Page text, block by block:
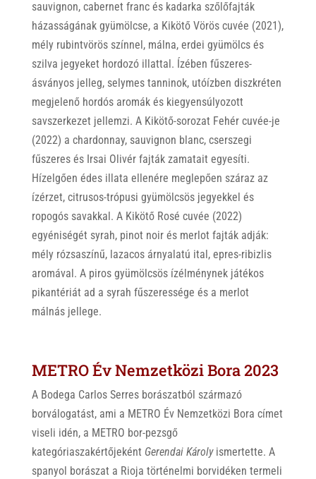
sauvignon, cabernet franc és kadarka szőlőfajták
házasságának gyümölcse, a Kikötő Vörös cuvée (2021),
mély rubintvörös színnel, málna, erdei gyümölcs és
szilva jegyeket hordozó illattal. Ízében fűszeres-
ásványos jelleg, selymes tanninok, utóízben diszkréten
megjelenő hordós aromák és kiegyensúlyozott
savszerkezet jellemzi. A Kikötő-sorozat Fehér cuvée-je
(2022) a chardonnay, sauvignon blanc, cserszegi
fűszeres és Irsai Olivér fajták zamatait egyesíti.
Hízelgően édes illata ellenére meglepően száraz az
ízérzet, citrusos-trópusi gyümölcsös jegyekkel és
ropogós savakkal. A Kikötő Rosé cuvée (2022)
egyéniségét syrah, pinot noir és merlot fajták adják:
mély rózsaszínű, lazacos árnyalatú ital, epres-ribizlis
aromával. A piros gyümölcsös ízélménynek játékos
pikantériát ad a syrah fűszeressége és a merlot
málnás jellege.
METRO Év Nemzetközi Bora 2023
A Bodega Carlos Serres borászatból származó
borválogatást, ami a METRO Év Nemzetközi Bora címet
viseli idén, a METRO bor-pezsgő
kategóriaszakértőjeként Gerendai Károlyismertette. A
spanyol borászat a Rioja történelmi borvidéken termeli